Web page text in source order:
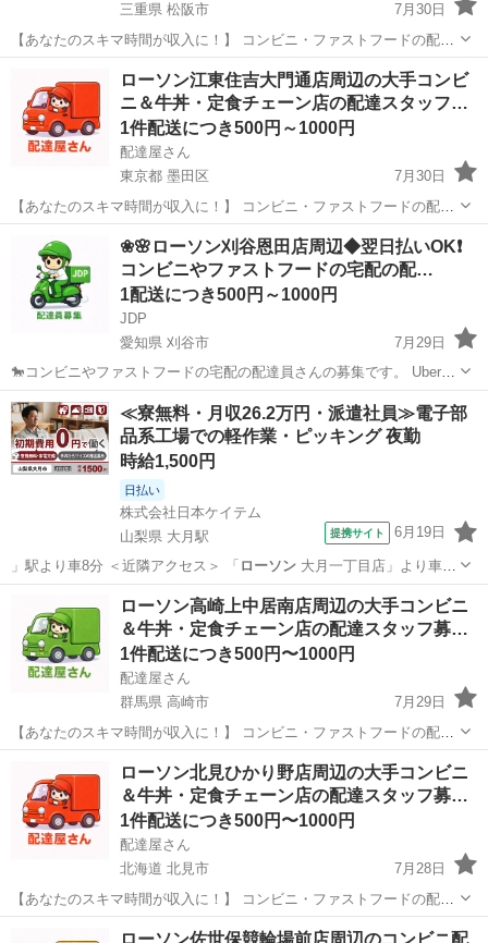
三重県 松阪市
7月30日
【あなたのスキマ時間が収入に！】 コンビニ・ファストフードの配達
バイト、始めませんか？ アプリで空いた時間にサクッと配達！ 配達す
るかどうかは、オファーを見てその場で自由に決められます♪
―――――――――― ...
スタッフ
ローソン江東住吉大門通店周辺の大手コンビ
ニ＆牛丼・定食チェーン店の配達スタッフ…
1件配送につき500円～1000円
配達屋さん
東京都 墨田区
7月30日
【あなたのスキマ時間が収入に！】 コンビニ・ファストフードの配達
バイト、始めませんか？ アプリで空いた時間にサクッと配達！ 配達す
るかどうかは、オファーを見てその場で自由に決められます♪
―――――――――― ...
スタッフ
❀🌸ローソン刈谷恩田店周辺◆翌日払いOK❗️
コンビニやファストフードの宅配の配…
1配送につき500円～1000円
JDP
愛知県 刈谷市
7月29日
🐎コンビニやファストフードの宅配の配達員さんの募集です。 Uber
eatsや出前館のように配達専用アプリを使用していただき、オファー
内容を確認していただいてから受ける受けないは自由となります。 配
達時の使用...
愛知 刈谷市 配送 ファストフード
≪寮無料・月収26.2万円・派遣社員≫電子部
品系工場での軽作業・ピッキング 夜勤
時給1,500円
日払い
株式会社日本ケイテム
山梨県 大月駅
提携サイト 6月19日
」駅より車8分 ＜近隣アクセス＞ 「 ローソン大月一丁目店」より車6
分 福利厚…
その他
ローソン高崎上中居南店周辺の大手コンビニ
＆牛丼・定食チェーン店の配達スタッフ募…
1件配送につき500円〜1000円
配達屋さん
群馬県 高崎市
7月29日
【あなたのスキマ時間が収入に！】 コンビニ・ファストフードの配達
バイト、始めませんか？ アプリで空いた時間にサクッと配達！ 配達す
るかどうかは、オファーを見てその場で自由に決められます♪
―――――――――― ...
スタッフ
ローソン北見ひかり野店周辺の大手コンビニ
＆牛丼・定食チェーン店の配達スタッフ募…
1件配送につき500円〜1000円
配達屋さん
北海道 北見市
7月28日
【あなたのスキマ時間が収入に！】 コンビニ・ファストフードの配達
バイト、始めませんか？ アプリで空いた時間にサクッと配達！ 配達す
スタッフ
ローソン佐世保競輪場前店周辺のコンビニ配